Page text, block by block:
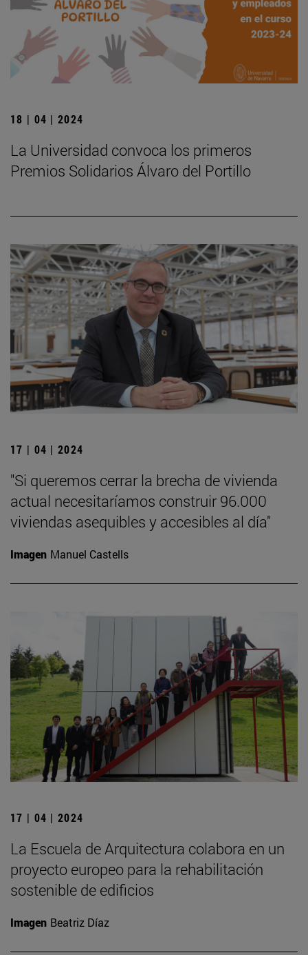
18 | 04 | 2024
La Universidad convoca los primeros
Premios Solidarios Álvaro del Portillo
17 | 04 | 2024
"Si queremos cerrar la brecha de vivienda
actual necesitaríamos construir 96.000
viviendas asequibles y accesibles al día"
Imagen Manuel Castells
17 | 04 | 2024
La Escuela de Arquitectura colabora en un
proyecto europeo para la rehabilitación
sostenible de edificios
Imagen Beatriz Díaz